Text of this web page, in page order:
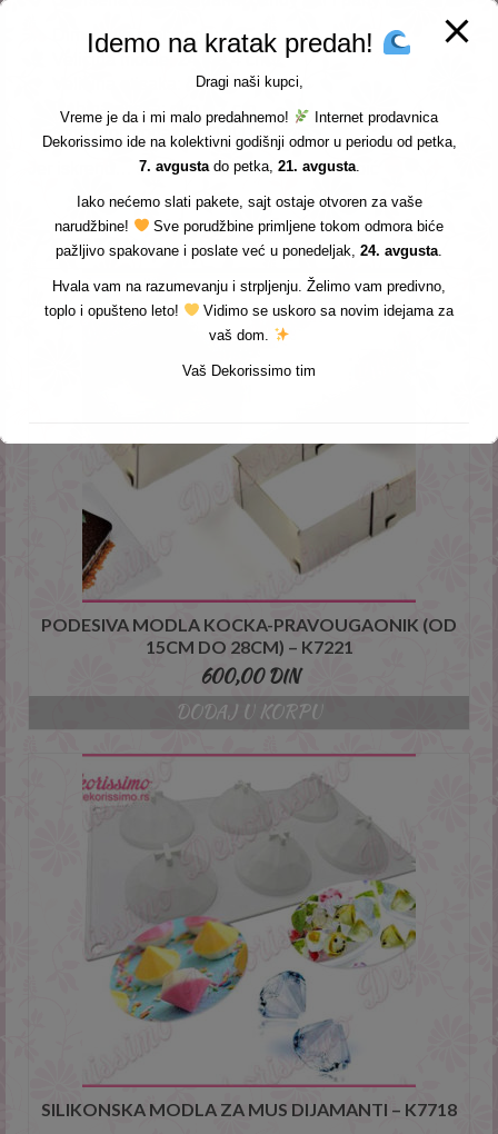
Dimenzije proizvoda:
Veličina otisaka: 4,1 cm
Dubina otiska: oko 0,7 cm
Šifra proizvoda: K8713D
Jer iskreno… sve je slađe kada ide na štapić
Povezani proizvodi
PODESIVA MODLA KOCKA-PRAVOUGAONIK (OD
15CM DO 28CM) – K7221
600,00DIN
DODAJ U KORPU
SILIKONSKA MODLA ZA MUS DIJAMANTI – K7718
Idemo na kratak predah!
Dragi naši kupci,
Vreme je da i mi malo predahnemo!
Internet prodavnica
Dekorissimo ide na kolektivni godišnji odmor u periodu od petka,
7. avgustado petka, 21. avgusta.
Iako nećemo slati pakete, sajt ostaje otvoren za vaše
narudžbine!
Sve porudžbine primljene tokom odmora biće
pažljivo spakovane i poslate već u ponedeljak, 24. avgusta
Hvala vam na razumevanju i strpljenju. Želimo vam predivno,
toplo i opušteno leto!
Vidimo se uskoro sa novim idejama za
vaš dom.
Vaš Dekorissimo tim
This will close in3 seconds